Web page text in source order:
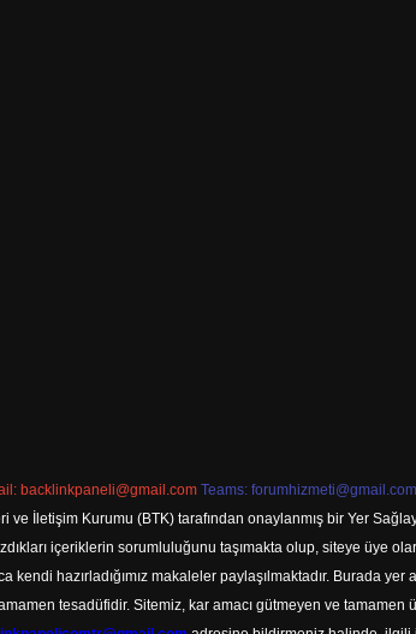
backlinkpaneli@gmail.com Teams: forumhizmeti@gmail.com
ve İletişim Kurumu (BTK) tarafından onaylanmış bir Yer
içeriklerin sorumluluğunu taşımakta olup, siteye üye
kendi hazırladığımız makaleler paylaşılmaktadır. Burada
tesadüfidir. Sitemiz, kar amacı gütmeyen ve